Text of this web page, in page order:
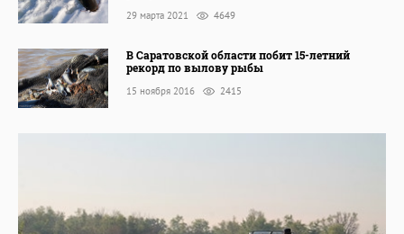
29 марта 2021 4649
В Саратовской области побит 15-летний
рекорд по вылову рыбы
15 ноября 2016 2415